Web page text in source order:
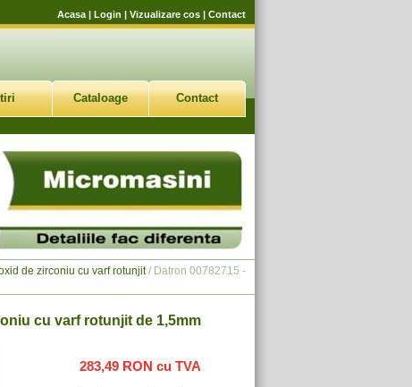
Acasa| Login | Vizualizare cos| Contact
Cataloage Contact
de zirconiu cu varf rotunjit/ Datron 00782715 -
cu varf rotunjit de 1,5mm
283,49 RON cu TVA